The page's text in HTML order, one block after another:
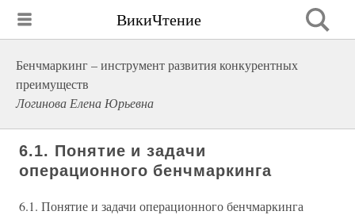
ВикиЧтение
Бенчмаркинг – инструмент развития конкурентных
преимуществ
Логинова Елена Юрьевна
6.1. Понятие и задачи
операционного бенчмаркинга
6.1. Понятие и задачи операционного бенчмаркинга